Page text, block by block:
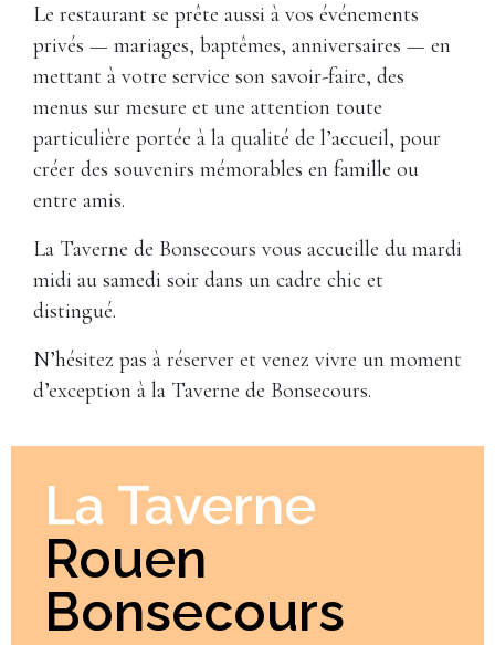
Le restaurant se prête aussi à vos événements
privés — mariages, baptêmes, anniversaires — en
mettant à votre service son savoir-faire, des
menus sur mesure et une attention toute
particulière portée à la qualité de l’accueil, pour
créer des souvenirs mémorables en famille ou
entre amis.
La Taverne de Bonsecours vous accueille du mardi
midi au samedi soir dans un cadre chic et
distingué.
N’hésitez pas à réserver et venez vivre un moment
d’exception à la Taverne de Bonsecours.
La Taverne
Rouen
Bonsecours